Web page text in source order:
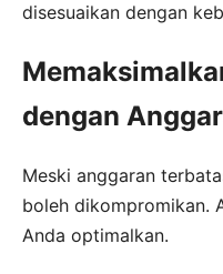
disesuaikan dengan
dengan
Meski anggaran
boleh dikompromikan.
Anda optimalkan.